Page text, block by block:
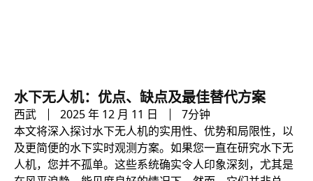
水下无人机：优点、缺点及最佳替代方案
西武 2025 年 12 月 11 日
7分钟
本文将深入探讨水下无人机的实用性、优势和局限性，以
及更简便的水下实时观测方案。如果您一直在研究水下无
人机，您并不孤单。这些系统确实令人印象深刻，尤其是